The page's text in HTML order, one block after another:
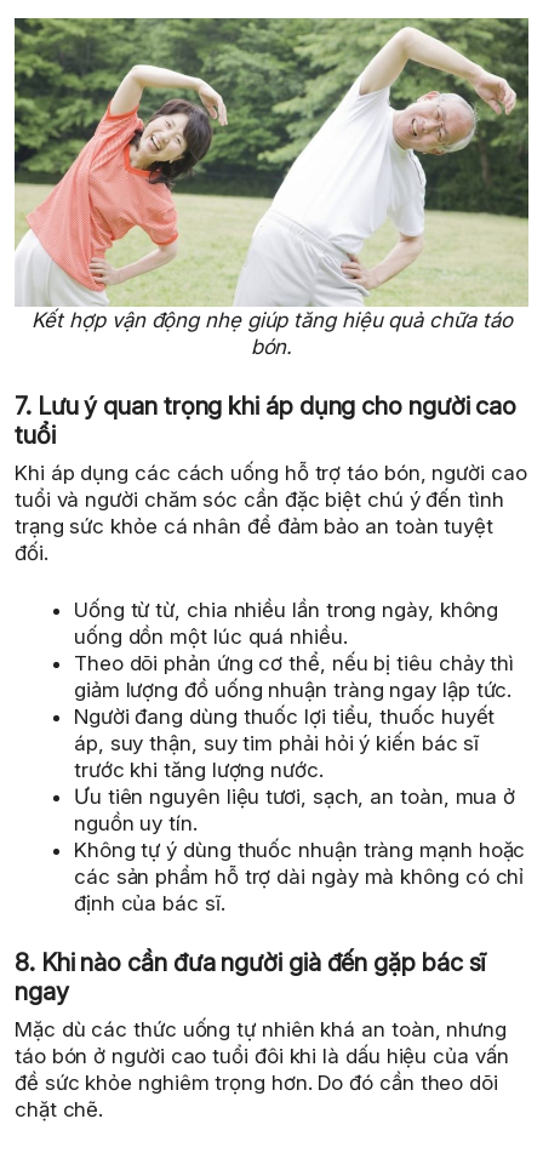
Kết hợp vận động nhẹ giúp tăng hiệu quả chữa táo
bón.
7. Lưu ý quan trọng khi áp dụng cho người cao
tuổi
Khi áp dụng các cách uống hỗ trợ táo bón, người cao
tuổi và người chăm sóc cần đặc biệt chú ý đến tình
trạng sức khỏe cá nhân để đảm bảo an toàn tuyệt
đối.
Uống từ từ, chia nhiều lần trong ngày, không
uống dồn một lúc quá nhiều.
Theo dõi phản ứng cơ thể, nếu bị tiêu chảy thì
giảm lượng đồ uống nhuận tràng ngay lập tức.
Người đang dùng thuốc lợi tiểu, thuốc huyết
áp, suy thận, suy tim phải hỏi ý kiến bác sĩ
trước khi tăng lượng nước.
Ưu tiên nguyên liệu tươi, sạch, an toàn, mua ở
nguồn uy tín.
Không tự ý dùng thuốc nhuận tràng mạnh hoặc
các sản phẩm hỗ trợ dài ngày mà không có chỉ
định của bác sĩ.
8. Khi nào cần đưa người già đến gặp bác sĩ
ngay
Mặc dù các thức uống tự nhiên khá an toàn, nhưng
táo bón ở người cao tuổi đôi khi là dấu hiệu của vấn
đề sức khỏe nghiêm trọng hơn. Do đó cần theo dõi
chặt chẽ.